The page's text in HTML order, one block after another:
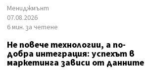
Мениджмънт
07.08.2026
6 мин. за четене
Не повече технологии, а по-
добра интеграция: успехът в
маркетинга зависи от данните